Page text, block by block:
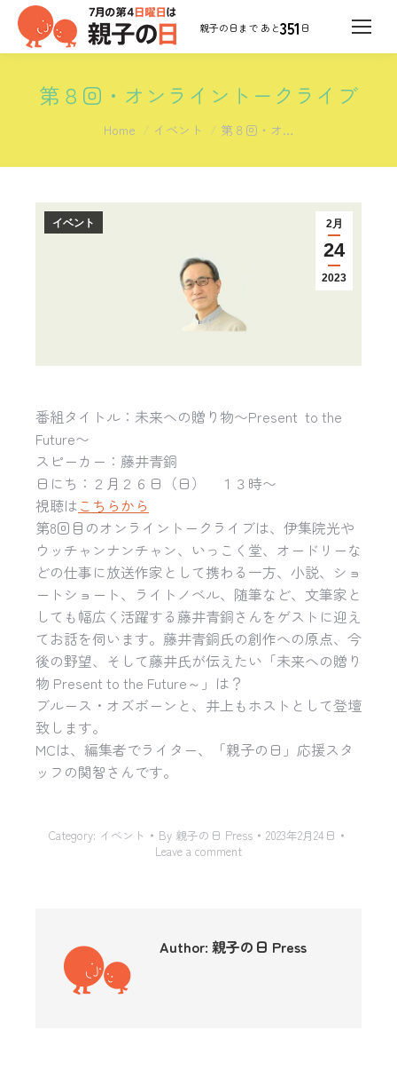
351 日
第８回・オンライントークライブ
You are here:
Home イベント 第８回・オ…
2月
24
2023
イベント
番組タイトル：未来への贈り物〜Present to the
Future〜
スピーカー：藤井青銅
日にち：２月２６日（日） １３時〜
視聴はこちらから
第8回目のオンライントークライブは、 伊集院光や
ウッチャンナンチャン、いっこく堂、 オードリーな
どの仕事に放送作家として携わる一方、小説、 ショ
ートショート、ライトノベル、随筆など、 文筆家と
しても幅広く活躍する藤井青銅さんをゲストに迎え
てお話を伺います。藤井青銅氏の創作への原点、今
後の野望、 そして藤井氏が伝えたい「未来への贈り
物 Present to the Future～」は？
ブルース・オズボーンと、井上もホストとして登壇
致します。
MCは、編集者でライター、「親子の日」 応援スタ
ッフの関智さんです。
Category: イベント By 親子の日 Press
2023年2月24日
Leave a comment
Author: 親子の日 Press